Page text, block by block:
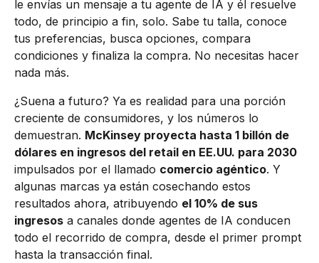
le envías un mensaje a tu agente de IA y él resuelve
todo, de principio a fin, solo. Sabe tu talla, conoce
tus preferencias, busca opciones, compara
condiciones y finaliza la compra. No necesitas hacer
nada más.
¿Suena a futuro? Ya es realidad para una porción
creciente de consumidores, y los números lo
demuestran. McKinsey proyecta hasta 1 billón de
dólares en ingresos del retail en EE.UU. para 2030
impulsados por el llamado comercio agéntico. Y
algunas marcas ya están cosechando estos
resultados ahora, atribuyendo el 10% de sus
ingresos a canales donde agentes de IA conducen
todo el recorrido de compra, desde el primer prompt
hasta la transacción final.